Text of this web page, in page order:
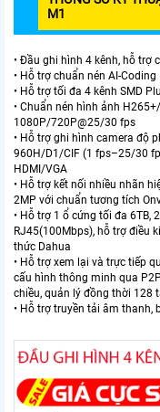
M1
• Đầu ghi hình 4 kênh, hỗ trợ
• Hỗ trợ chuẩn nén AI-Coding
• Hỗ trợ tối đa 4 kênh SMD
• Chuẩn nén hình ảnh
1080P/720P@25/30 fps
• Hỗ trợ ghi hình camera độ
960H/D1/CIF (1 fps–25/30
HDMI/VGA
• Hỗ trợ kết nối nhiều nhãn
2MP với chuẩn tương tích
• Hỗ trợ 1 ổ cứng tối đa 6TB,
RJ45(100Mbps), hỗ trợ điều
thức Dahua
• Hỗ trợ xem lại và trực tiếp
cấu hình thông minh qua
chiều, quản lý đồng thời 128
• Hỗ trợ truyền tải âm thanh,